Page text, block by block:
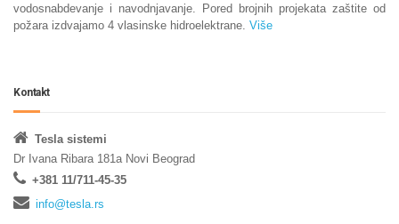
vodosnabdevanje i navodnjavanje. Pored brojnih projekata zaštite od
požara izdvajamo 4 vlasinske hidroelektrane. Više
Kontakt
Tesla sistemi
Dr Ivana Ribara 181a Novi Beograd
+381 11/711-45-35
info@tesla.rs